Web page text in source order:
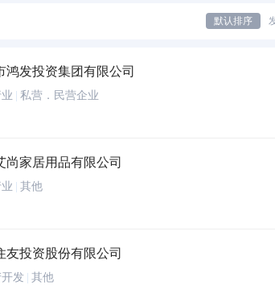
默认排序
鸿发投资集团有限公司
私营．民营企业
尚家居用品有限公司
其他
友投资股份有限公司
发 其他